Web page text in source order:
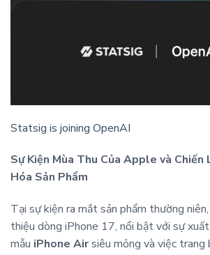
Statsig is joining OpenAI
Sự Kiện Mùa Thu Của Apple và Chiến
Hóa Sản Phẩm
Tại sự kiện ra mắt sản phẩm thường
thiệu dòng iPhone 17, nổi bật với sự
mẫu iPhone Airsiêu mỏng và việc trang